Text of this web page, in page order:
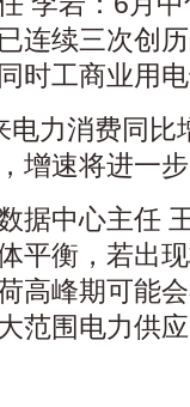
连续三次创
时工商业用
力消费同比
增速将进一
据中心主任
平衡，若出
高峰期可能
范围电力供